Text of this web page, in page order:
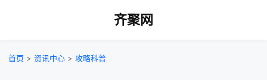
齐聚网
首页 > 资讯中心 > 攻略科普